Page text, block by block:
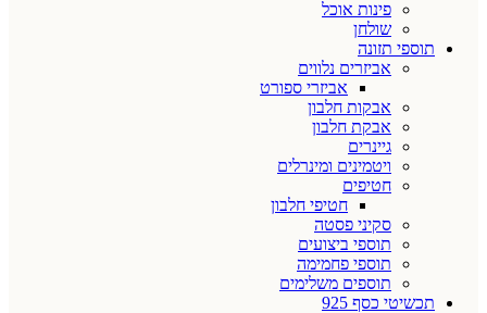
פינות אוכל
שולחן
תוספי תזונה
אביזרים נלווים
אביזרי ספורט
אבקות חלבון
אבקת חלבון
גיינרים
ויטמינים ומינרלים
חטיפים
חטיפי חלבון
סקיני פסטה
תוספי ביצועים
תוספי פחמימה
תוספים משלימים
תכשיטי כסף 925